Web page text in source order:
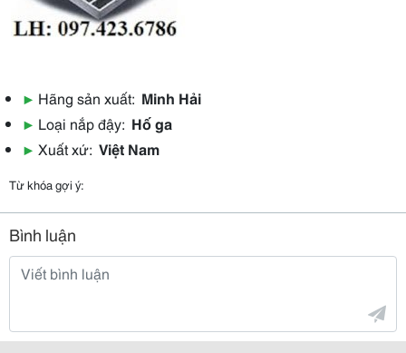
▶ Hãng sản xuất: Minh Hải
▶ Loại nắp đậy: Hố ga
▶ Xuất xứ: Việt Nam
Từ khóa gợi ý:
Bình luận